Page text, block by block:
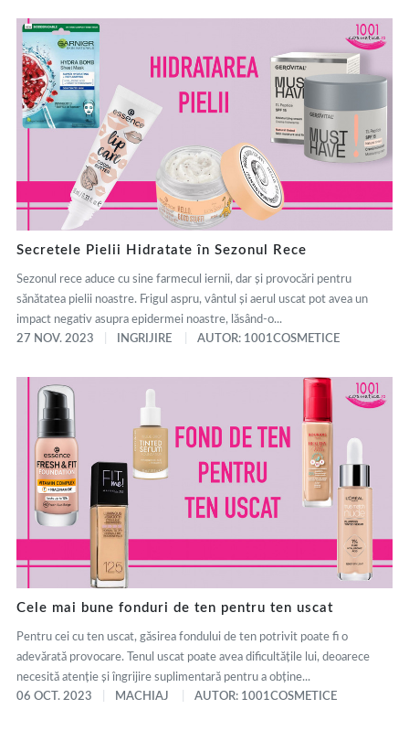
Secretele Pielii Hidratate în Sezonul Rece
Sezonul rece aduce cu sine farmecul iernii, dar și provocări pentru
sănătatea pielii noastre. Frigul aspru, vântul și aerul uscat pot avea un
impact negativ asupra epidermei noastre, lăsând-o...
27 NOV. 2023
INGRIJIRE AUTOR: 1001COSMETICE
Cele mai bune fonduri de ten pentru ten uscat
Pentru cei cu ten uscat, găsirea fondului de ten potrivit poate fi o
adevărată provocare. Tenul uscat poate avea dificultățile lui, deoarece
necesită atenție și îngrijire suplimentară pentru a obține...
06 OCT. 2023
MACHIAJ AUTOR: 1001COSMETICE